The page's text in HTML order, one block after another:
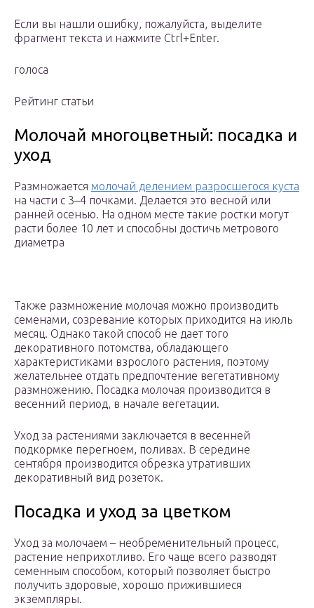
Если вы нашли ошибку, пожалуйста, выделите
фрагмент текста и нажмите Ctrl+Enter.
голоса
Рейтинг статьи
Молочай многоцветный: посадка и
уход
Размножается молочай делением разросшегося куста
на части с 3–4 почками. Делается это весной или
ранней осенью. На одном месте такие ростки могут
расти более 10 лет и способны достичь метрового
диаметра
Также размножение молочая можно производить
семенами, созревание которых приходится на июль
месяц. Однако такой способ не дает того
декоративного потомства, обладающего
характеристиками взрослого растения, поэтому
желательнее отдать предпочтение вегетативному
размножению. Посадка молочая производится в
весенний период, в начале вегетации.
Уход за растениями заключается в весенней
подкормке перегноем, поливах. В середине
сентября производится обрезка утративших
декоративный вид розеток.
Посадка и уход за цветком
Уход за молочаем – необременительный процесс,
растение неприхотливо. Его чаще всего разводят
семенным способом, который позволяет быстро
получить здоровые, хорошо прижившиеся
экземпляры.